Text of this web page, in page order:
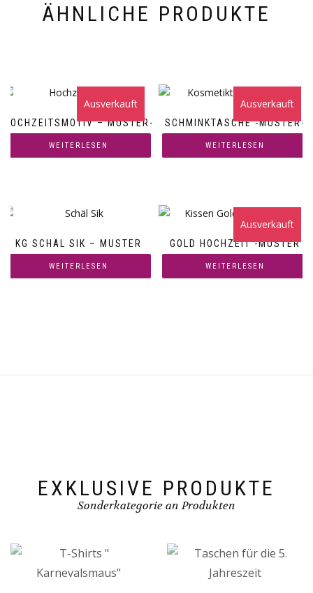
ÄHNLICHE PRODUKTE
HOCHZEITSMOTIV – MUSTER-
Ausverkauft
WEITERLESEN
SCHMINKTASCHE -MUSTER-
Ausverkauft
WEITERLESEN
KG SCHÄL SIK – MUSTER
WEITERLESEN
GOLD HOCHZEIT -MUSTER
Ausverkauft
WEITERLESEN
EXKLUSIVE PRODUKTE
Sonderkategorie an Produkten